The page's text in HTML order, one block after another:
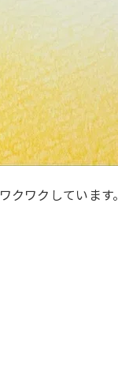
ワクしています。